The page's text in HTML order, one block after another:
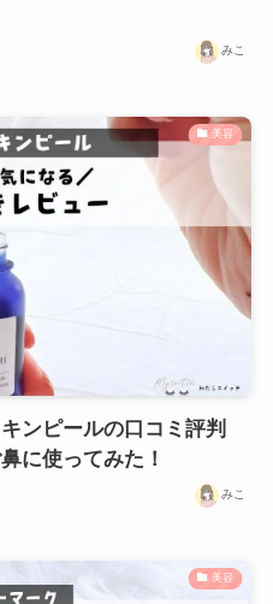
みこ
美容
ンピールの口コミ評判
に使ってみた！
みこ
美容